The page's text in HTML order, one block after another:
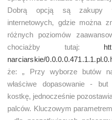
Dobrą opcją są zakupy
internetowych, gdzie można
różnych poziomów
chociażby tutaj:
narciarskie/
że: „ Przy wyborze butów
właściwe dopasowanie -
kostkę, jednocześnie
palców. Kluczowym